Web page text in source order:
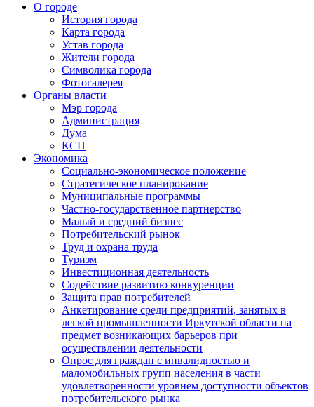
О городе
История города
Карта города
Устав города
Жители города
Символика города
Фотогалерея
Органы власти
Мэр города
Администрация
Дума
КСП
Экономика
Социально-экономическое положение
Стратегическое планирование
Муниципальные программы
Частно-государственное партнерство
Малый и средний бизнес
Потребительский рынок
Труд и охрана труда
Туризм
Инвестиционная деятельность
Содействие развитию конкуренции
Защита прав потребителей
Анкетирование среди предприятий, занятых в
легкой промышленности Иркутской области на
предмет возникающих барьеров при
осуществлении деятельности
Опрос для граждан с инвалидностью и
маломобильных групп населения в части
удовлетворенности уровнем доступности объектов
потребительского рынка